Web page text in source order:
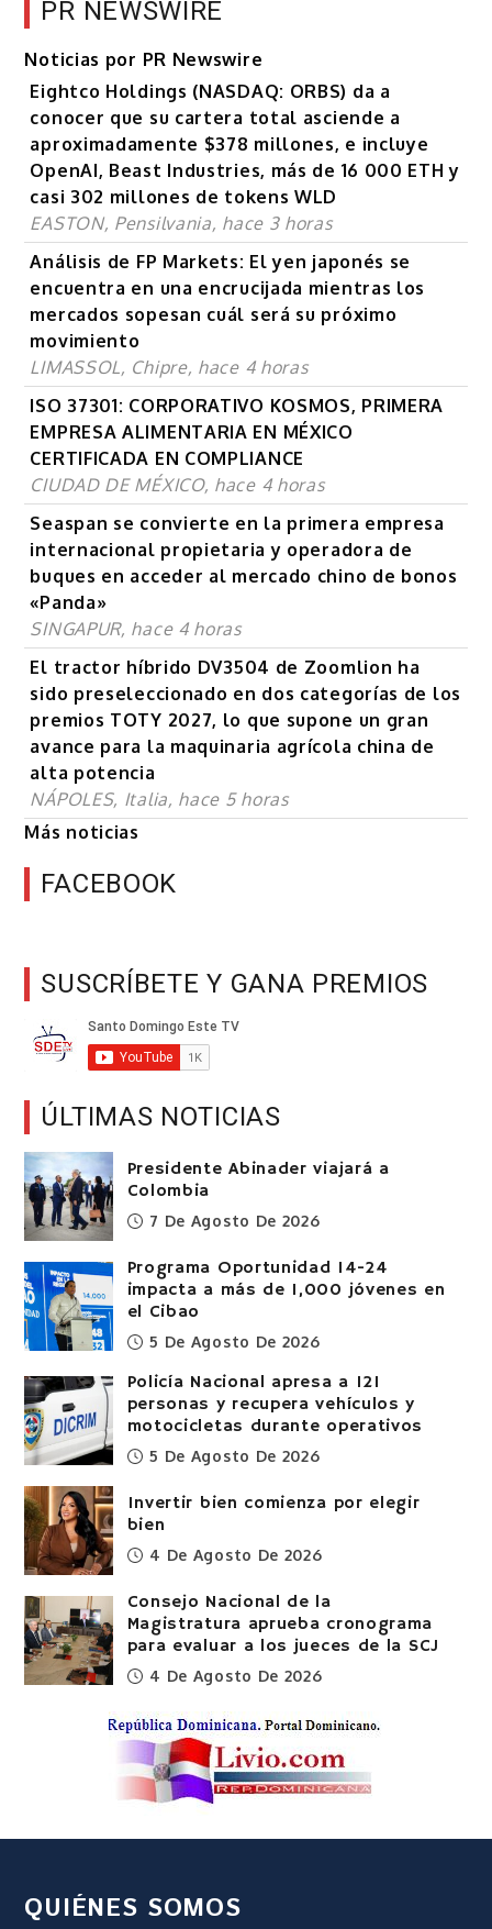
PR NEWSWIRE
Noticias por PR Newswire
Eightco Holdings (NASDAQ: ORBS) da a
conocer que su cartera total asciende a
aproximadamente $378 millones, e incluye
OpenAI, Beast Industries, más de 16 000 ETH y
casi 302 millones de tokens WLD
EASTON, Pensilvania, hace 3 horas
Análisis de FP Markets: El yen japonés se
encuentra en una encrucijada mientras los
mercados sopesan cuál será su próximo
movimiento
LIMASSOL, Chipre, hace 4 horas
ISO 37301: CORPORATIVO KOSMOS, PRIMERA
EMPRESA ALIMENTARIA EN MÉXICO
CERTIFICADA EN COMPLIANCE
CIUDAD DE MÉXICO, hace 4 horas
Seaspan se convierte en la primera empresa
internacional propietaria y operadora de
buques en acceder al mercado chino de bonos
«Panda»
SINGAPUR, hace 4 horas
El tractor híbrido DV3504 de Zoomlion ha
sido preseleccionado en dos categorías de los
premios TOTY 2027, lo que supone un gran
avance para la maquinaria agrícola china de
alta potencia
NÁPOLES, Italia, hace 5 horas
Más noticias
FACEBOOK
SUSCRÍBETE Y GANA PREMIOS
ÚLTIMAS NOTICIAS
Presidente Abinader viajará a
Colombia
7 De Agosto De 2026
Programa Oportunidad 14-24
impacta a más de 1,000 jóvenes en
el Cibao
5 De Agosto De 2026
Policía Nacional apresa a 121
personas y recupera vehículos y
motocicletas durante operativos
5 De Agosto De 2026
Invertir bien comienza por elegir
bien
4 De Agosto De 2026
Consejo Nacional de la
Magistratura aprueba cronograma
para evaluar a los jueces de la SCJ
4 De Agosto De 2026
QUIÉNES SOMOS